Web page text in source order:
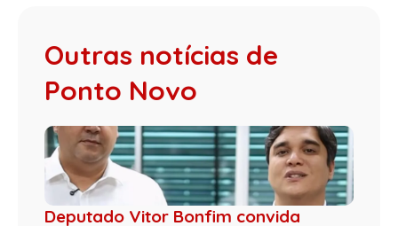
Outras notícias de
Ponto Novo
Deputado Vitor Bonfim convida